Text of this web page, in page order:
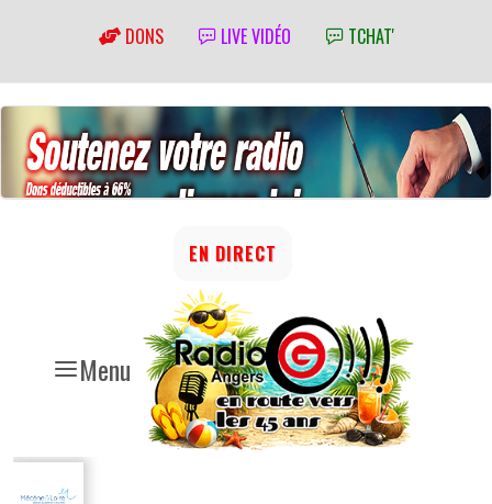
DONS LIVE VIDÉO TCHAT'
Menu
EN DIRECT